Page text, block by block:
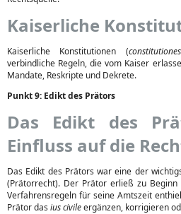
Kaiserliche
Kaiserliche Konstitutionen (
verbindliche Regeln, die vom Kaiser
Mandate, Reskripte und Dekrete.
Punkt 9: Edikt des Prätors
Das Edikt des
Einfluss auf die
Das Edikt des Prätors war eine der
(Prätorrecht). Der Prätor erließ zu
Verfahrensregeln für seine Amtszeit
Prätor das ius civileergänzen, korrigieren